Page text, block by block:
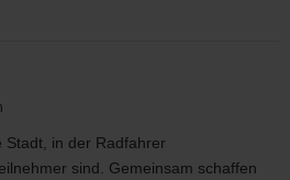
in der Radfahrer
sind. Gemeinsam schaffen